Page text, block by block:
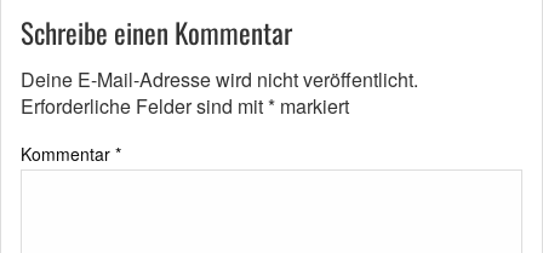
Schreibe einen Kommentar
Deine E-Mail-Adresse wird nicht veröffentlicht.
Erforderliche Felder sind mit* markiert
Kommentar *